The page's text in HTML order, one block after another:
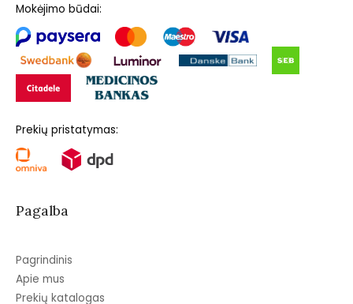
Mokėjimo būdai:
Prekių pristatymas:
Pagalba
Pagrindinis
Apie mus
Prekių katalogas